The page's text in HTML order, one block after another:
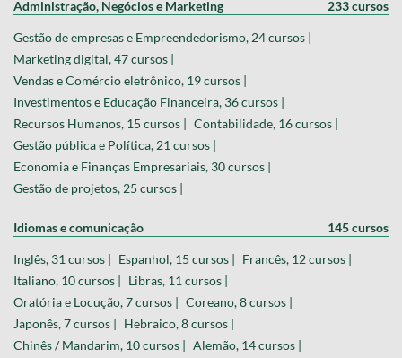
Administração, Negócios e Marketing 233 cursos
Gestão de empresas e Empreendedorismo, 24 cursos |
Marketing digital, 47 cursos |
Vendas e Comércio eletrônico, 19 cursos |
Investimentos e Educação Financeira, 36 cursos |
Recursos Humanos, 15 cursos | Contabilidade, 16 cursos |
Gestão pública e Política, 21 cursos |
Economia e Finanças Empresariais, 30 cursos |
Gestão de projetos, 25 cursos |
Idiomas e comunicação 145 cursos
Inglês, 31 cursos | Espanhol, 15 cursos | Francês, 12 cursos |
Italiano, 10 cursos | Libras, 11 cursos |
Oratória e Locução, 7 cursos | Coreano, 8 cursos |
Japonês, 7 cursos | Hebraico, 8 cursos |
Chinês / Mandarim, 10 cursos | Alemão, 14 cursos |